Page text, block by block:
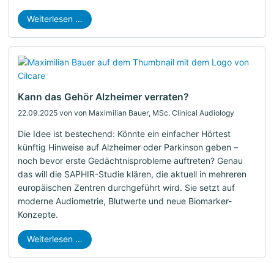
Weiterlesen …
22.09.2025 von von Maximilian Bauer, MSc. Clinical Audiology
Kann das Gehör Alzheimer verraten?
Die Idee ist bestechend: Könnte ein einfacher Hörtest
künftig Hinweise auf Alzheimer oder Parkinson geben –
noch bevor erste Gedächtnisprobleme auftreten? Genau
das will die SAPHIR-Studie klären, die aktuell in mehreren
europäischen Zentren durchgeführt wird. Sie setzt auf
moderne Audiometrie, Blutwerte und neue Biomarker-
Konzepte.
Weiterlesen …